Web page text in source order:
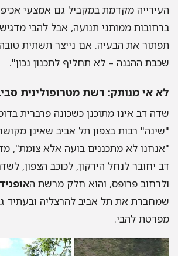
העירייה מקדמת במקביל גם אמצעי אכיפה
ברחובות ממותני תנועה, אבל להבי
תפתור את הבעיה. אם נייצר תשתית
שכבת ההגנה – לא תחליף לתכנון נכון".
לא אי מנותק: רשת מטרופולינית
שדה דב אינו מתוכנן כשכונה פרברית
"שינה" רבות בצפון תל אביב שאינן
"אנחנו לא מתכננים בועה אלא צומת",
דב יחובר לנחל הירקון, לכוכב הצפון,
ולרחוב פרופס, והוא חלק מרשת ה
שמחברת את תל אביב להרצליה ובעתיד
מפרטת להבי.